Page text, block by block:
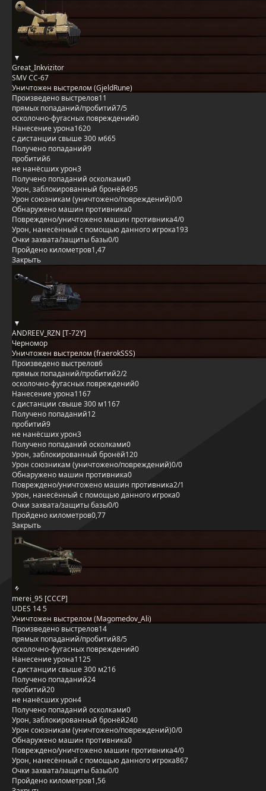
Great_Inkvizitor
SMV CC-67
Уничтожен выстрелом (GjeldRune)
Произведено выстрелов11
прямых попаданий/пробитий7/5
осколочно-фугасных повреждений0
Нанесение урона1620
с дистанции свыше 300 м665
Получено попаданий9
пробитий6
не нанёсших урон3
Получено попаданий осколками0
Урон, заблокированный бронёй495
Урон союзникам (уничтожено/повреждений)0/0
Обнаружено машин противника0
Повреждено/уничтожено машин противника4/0
Урон, нанесённый с помощью данного игрока193
Очки захвата/защиты базы0/0
Пройдено километров1,47
Закрыть
ANDREEV_RZN [T-72Y]
Черномор
Уничтожен выстрелом (fraerokSSS)
Произведено выстрелов6
прямых попаданий/пробитий2/2
осколочно-фугасных повреждений0
Нанесение урона1167
с дистанции свыше 300 м1167
Получено попаданий12
пробитий9
не нанёсших урон3
Получено попаданий осколками0
Урон, заблокированный бронёй120
Урон союзникам (уничтожено/повреждений)0/0
Обнаружено машин противника0
Повреждено/уничтожено машин противника2/1
Урон, нанесённый с помощью данного игрока0
Очки захвата/защиты базы0/0
Пройдено километров0,77
Закрыть
merei_95 [CCCP]
UDES 14 5
Уничтожен выстрелом (Magomedov_Ali)
Произведено выстрелов14
прямых попаданий/пробитий8/5
осколочно-фугасных повреждений0
Нанесение урона1125
с дистанции свыше 300 м216
Получено попаданий24
пробитий20
не нанёсших урон4
Получено попаданий осколками0
Урон, заблокированный бронёй240
Урон союзникам (уничтожено/повреждений)0/0
Обнаружено машин противника0
Повреждено/уничтожено машин противника4/0
Урон, нанесённый с помощью данного игрока867
Очки захвата/защиты базы0/0
Пройдено километров1,56